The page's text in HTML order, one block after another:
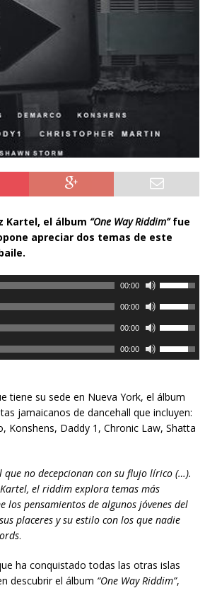
Kartel, el álbum “One Way Riddim”fue
apreciar dos temas de este
00:00
U
l
i
z
l
c
l
a
s
f
l
00:00
U
l
a
l
a
e
c
l
a
e
f
00:00
U
z
a
l
t
c
l
00:00
U
t
l
i
z
a
s
t
e
a
s
tiene su sede en Nueva York, el álbum
jamaicanos de dancehall que incluyen:
Konshens, Daddy 1, Chronic Law, Shatta
que no decepcionan con su flujo lírico (…).
Kartel, el riddim explora temas más
los pensamientos de algunos jóvenes del
placeres y su estilo con los que nadie
.
ha conquistado todas las otras islas
descubrir el álbum “One Way Riddim”,